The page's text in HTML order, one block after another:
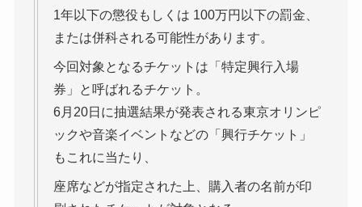
1年以下の懲役もしくは 100万円以下の罰金、
または併科される可能性があります。
今回対象となるチケットは「特定興行入場
券」と呼ばれるチケット。
6月20日に抽選結果が発表される東京オリンピ
ックや音楽イベントなどの「興行チケット」
もこれに当たり、
座席などが指定された上、購入者の名前が印